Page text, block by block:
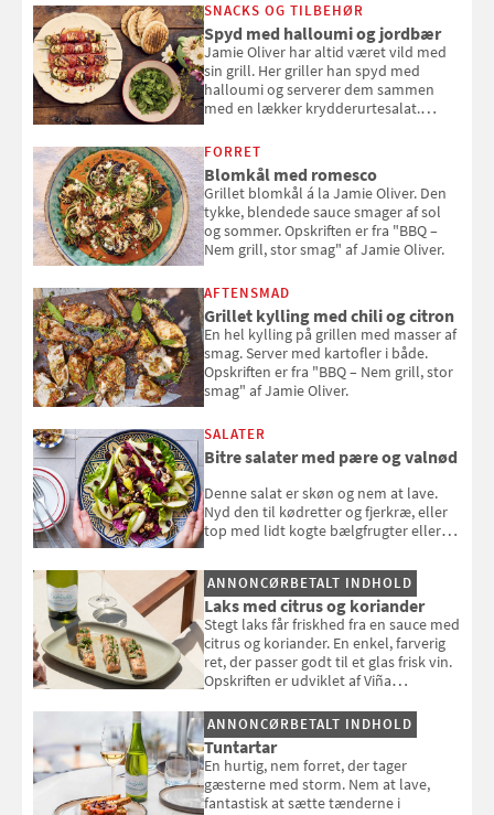
SNACKS OG TILBEHØR
Spyd med halloumi og jordbær
Jamie Oliver har altid været vild med
sin grill. Her griller han spyd med
halloumi og serverer dem sammen
med en lækker krydderurtesalat.
smag" af Jamie Oliver.
FORRET
Blomkål med romesco
Grillet blomkål á la Jamie Oliver. Den
tykke, blendede sauce smager af sol
og sommer. Opskriften er fra "BBQ –
Nem grill, stor smag" af Jamie Oliver.
AFTENSMAD
Grillet kylling med chili og citron
En hel kylling på grillen med masser af
smag. Server med kartofler i både.
Opskriften er fra "BBQ – Nem grill, stor
smag" af Jamie Oliver.
SALATER
Bitre salater med pære og valnød
Denne salat er skøn og nem at lave.
Nyd den til kødretter og fjerkræ, eller
top med lidt kogte bælgfrugter eller
selvstændigt måltid. Opskriften er fra
Louisa Lorangs kogebog "Salat".
ANNONCØRBETALT INDHOLD
Laks med citrus og koriander
Stegt laks får friskhed fra en sauce med
citrus og koriander. En enkel, farverig
ret, der passer godt til et glas frisk vin.
Opskriften er udviklet af Viña
ANNONCØRBETALT INDHOLD
Tuntartar
En hurtig, nem forret, der tager
gæsterne med storm. Nem at lave,
fantastisk at sætte tænderne i